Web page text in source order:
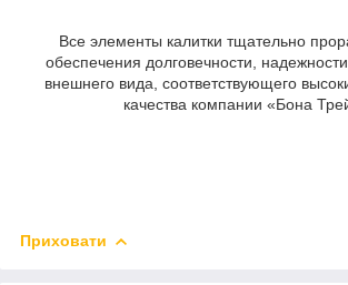
Все элементы калитки тщательно
обеспечения долговечности,
внешнего вида, соответствующего
качества компании «Бона
Приховати